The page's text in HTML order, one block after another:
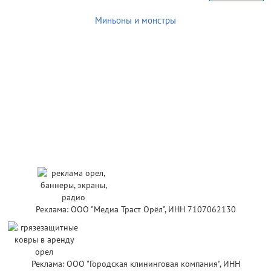
Миньоны и монстры
Реклама: ООО "Медиа Траст Орёл", ИНН 7107062130
Реклама: ООО "Городская клининговая компания", ИНН